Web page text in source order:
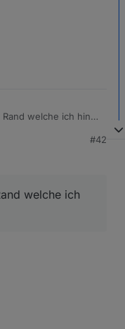
welche ich hin
#42
welche ich